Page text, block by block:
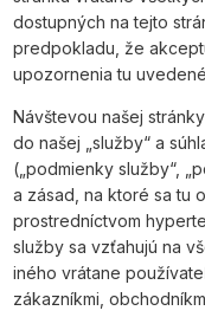
dostupných na tejto
predpokladu, že
upozornenia tu
Návštevou našej
do našej „služby“ a
(„podmienky služby“,
a zásad, na ktoré sa tu
prostredníctvom
služby sa vzťahujú na
iného vrátane
zákazníkmi,